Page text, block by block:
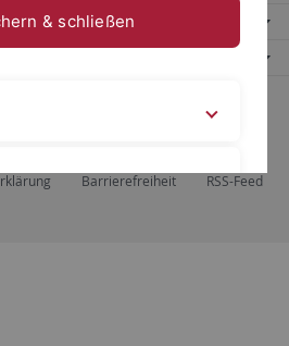
Tübingen, Tübingen
Barrierefreiheit RSS-Feed
& schließen